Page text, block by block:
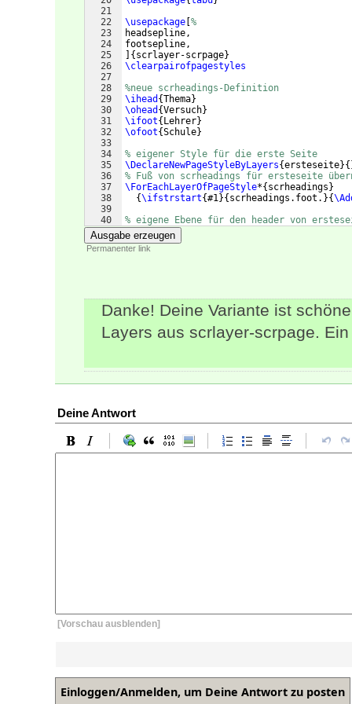
21
22
23
24
25
26
27
28
29
30
31
32
33
34
35
36
37
38
39
40
41
\usepackage %
headsepline,
footsepline,
{ scrlayer-scrpage}
\clearpairofpagestyles
%neue scrheadings-Definition
\ihead {Thema}
\ohead {Versuch}
\ifoot{ Lehrer}
\ofoot{Schule}
% eigener Style für die erste Seite
\DeclareNewPageStyleByLayers{ersteseite}{
% Fuß von scrheadings für ersteseite
\ForEachLayerOfPageStyle*{ scrheadings }
{\ifstrstart{#1}{ scrheadings.foot. }{
% eigene Ebene für den header von
\DeclareNewLayer
Ausgabe erzeugen
Permanenter link
Danke! Deine Variante ist
Layers aus scrlayer-scrpage.
Deine Antwort
[Vorschau ausblenden]